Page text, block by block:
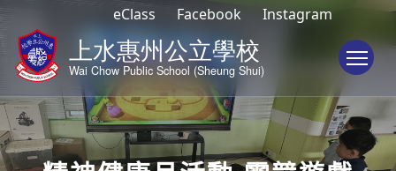
eClass Facebook Instagram